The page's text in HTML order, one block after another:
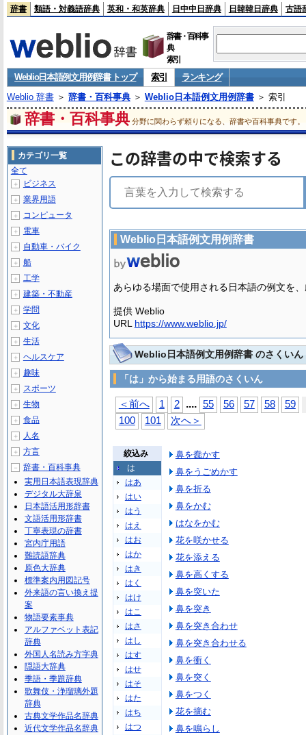
辞書 類語・対義語辞典 英和・和英辞典 日中中日辞典 日韓韓日辞典 古語
辞書・百科事
典
索引
Weblio日本語例文用例辞書 トップ 索引
ランキング
Weblio 辞書＞ 辞書・百科事典＞ Weblio日本語例文用例辞書＞ 索引
辞書・百科事典 分野に関わらず頼りになる、辞書や百科事典です。
この辞書の中で検索する
Weblio日本語例文用例辞書
あらゆる場面で使用される日本語の例文を
提供 Weblio
URL https://www.weblio.jp/
Weblio日本語例文用例辞書 のさくいん
「は」から始まる用語のさくいん
＜前へ 1 2 .... 55 56 57 58 59
100
101 次へ＞
絞込み
は
はあ
はい
はう
はえ
はお
はか
はき
はく
はけ
はこ
はさ
はし
はす
はせ
はそ
はた
はち
はつ
鼻を蠢かす
鼻をうごめかす
鼻を折る
鼻をかむ
はなをかむ
花を咲かせる
花を添える
鼻を高くする
鼻を突いた
鼻を突き
鼻を突き合わせ
鼻を突き合わせる
鼻を衝く
鼻を突く
鼻をつく
花を摘む
鼻を鳴らし
カテゴリ一覧
全て
＋ ビジネス
＋ 業界用語
＋ コンピュータ
＋ 電車
＋ 自動車・バイク
＋ 船
＋ 工学
＋ 建築・不動産
＋ 学問
＋ 文化
＋ 生活
＋ ヘルスケア
＋ 趣味
＋ スポーツ
＋ 生物
＋ 食品
＋ 人名
＋ 方言
－
辞書・百科事典
実用日本語表現辞典
デジタル大辞泉
日本語活用形辞書
文語活用形辞書
丁寧表現の辞書
宮内庁用語
難読語辞典
原色大辞典
標準案内用図記号
外来語の言い換え提
案
物語要素事典
アルファベット表記
辞典
外国人名読み方字典
隠語大辞典
季語・季題辞典
歌舞伎・浄瑠璃外題
辞典
古典文学作品名辞典
近代文学作品名辞典